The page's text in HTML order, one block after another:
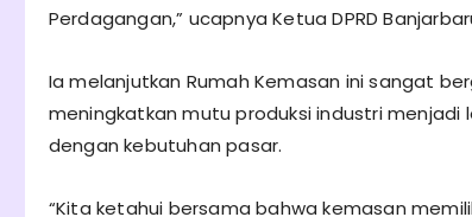
Perdagangan,” ucapnya Ketua DPRD
Ia melanjutkan Rumah Kemasan ini sangat
meningkatkan mutu produksi industri menjadi
dengan kebutuhan pasar.
“Kita ketahui bersama bahwa kemasan